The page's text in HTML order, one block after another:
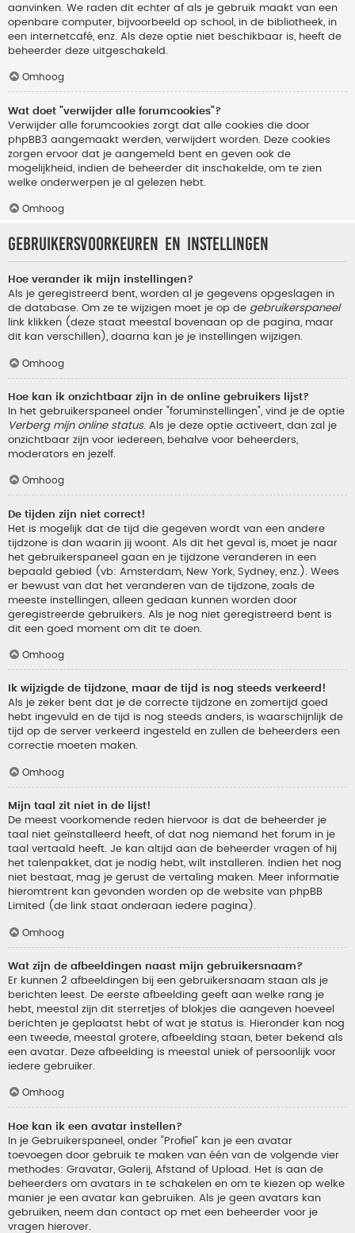
aanvinken. We raden dit echter af als je gebruik maakt van een
openbare computer, bijvoorbeeld op school, in de bibliotheek, in
een internetcafé, enz. Als deze optie niet beschikbaar is, heeft de
beheerder deze uitgeschakeld.
Omhoog
Wat doet "verwijder alle forumcookies"?
Verwijder alle forumcookies zorgt dat alle cookies die door
phpBB3 aangemaakt werden, verwijdert worden. Deze cookies
zorgen ervoor dat je aangemeld bent en geven ook de
mogelijkheid, indien de beheerder dit inschakelde, om te zien
welke onderwerpen je al gelezen hebt.
Omhoog
Gebruikersvoorkeuren en instellingen
Hoe verander ik mijn instellingen?
Als je geregistreerd bent, worden al je gegevens opgeslagen in
de database. Om ze te wijzigen moet je op de gebruikerspaneel
link klikken (deze staat meestal bovenaan op de pagina, maar
dit kan verschillen), daarna kan je je instellingen wijzigen.
Omhoog
Hoe kan ik onzichtbaar zijn in de online gebruikers lijst?
In het gebruikerspaneel onder "foruminstellingen", vind je de optie
Verberg mijn online status. Als je deze optie activeert, dan zal je
onzichtbaar zijn voor iedereen, behalve voor beheerders,
moderators en jezelf.
Omhoog
De tijden zijn niet correct!
Het is mogelijk dat de tijd die gegeven wordt van een andere
tijdzone is dan waarin jij woont. Als dit het geval is, moet je naar
het gebruikerspaneel gaan en je tijdzone veranderen in een
bepaald gebied (vb: Amsterdam, New York, Sydney, enz.). Wees
er bewust van dat het veranderen van de tijdzone, zoals de
meeste instellingen, alleen gedaan kunnen worden door
geregistreerde gebruikers. Als je nog niet geregistreerd bent is
dit een goed moment om dit te doen.
Omhoog
Ik wijzigde de tijdzone, maar de tijd is nog steeds verkeerd!
Als je zeker bent dat je de correcte tijdzone en zomertijd goed
hebt ingevuld en de tijd is nog steeds anders, is waarschijnlijk de
tijd op de server verkeerd ingesteld en zullen de beheerders een
correctie moeten maken.
Omhoog
Mijn taal zit niet in de lijst!
De meest voorkomende reden hiervoor is dat de beheerder je
taal niet geïnstalleerd heeft, of dat nog niemand het forum in je
taal vertaald heeft. Je kan altijd aan de beheerder vragen of hij
het talenpakket, dat je nodig hebt, wilt installeren. Indien het nog
niet bestaat, mag je gerust de vertaling maken. Meer informatie
hieromtrent kan gevonden worden op de website van phpBB
Limited (de link staat onderaan iedere pagina).
Omhoog
Wat zijn de afbeeldingen naast mijn gebruikersnaam?
Er kunnen 2 afbeeldingen bij een gebruikersnaam staan als je
berichten leest. De eerste afbeelding geeft aan welke rang je
hebt, meestal zijn dit sterretjes of blokjes die aangeven hoeveel
berichten je geplaatst hebt of wat je status is. Hieronder kan nog
een tweede, meestal grotere, afbeelding staan, beter bekend als
een avatar. Deze afbeelding is meestal uniek of persoonlijk voor
iedere gebruiker.
Omhoog
Hoe kan ik een avatar instellen?
In je Gebruikerspaneel, onder “Profiel” kan je een avatar
toevoegen door gebruik te maken van één van de volgende vier
methodes: Gravatar, Galerij, Afstand of Upload. Het is aan de
beheerders om avatars in te schakelen en om te kiezen op welke
manier je een avatar kan gebruiken. Als je geen avatars kan
gebruiken, neem dan contact op met een beheerder voor je
vragen hierover.